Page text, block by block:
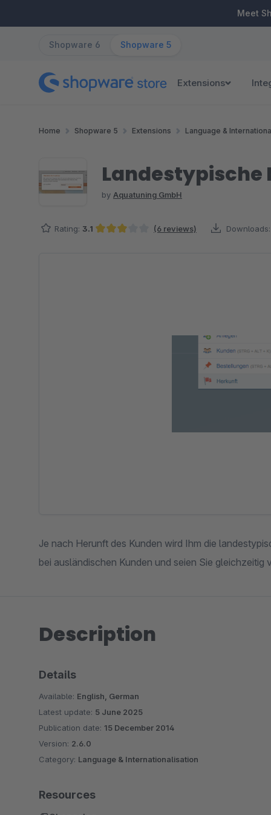
Meet
Shopware 6 Shopware 5
Extensions
Home Shopware 5 Extensions Language &
Landestypische
by Aquatuning GmbH
Rating: 3.1 (6 reviews) Downloads:
Je nach Herunft des Kunden wird Ihm die
bei ausländischen Kunden und seien Sie
Description
Details
Available: English, German
Latest update: 5 June 2025
Publication date: 15 December 2014
Version: 2.6.0
Category: Language & Internationalisation
Resources